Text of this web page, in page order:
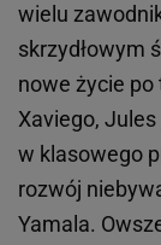
wielu
skrzydłowym
nowe życie po
Xaviego, Jules
w klasowego
rozwój
Yamala.